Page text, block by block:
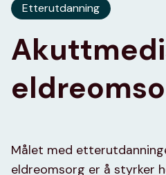
Etterutdanning
Målet med
eldreomsorg er å styrker